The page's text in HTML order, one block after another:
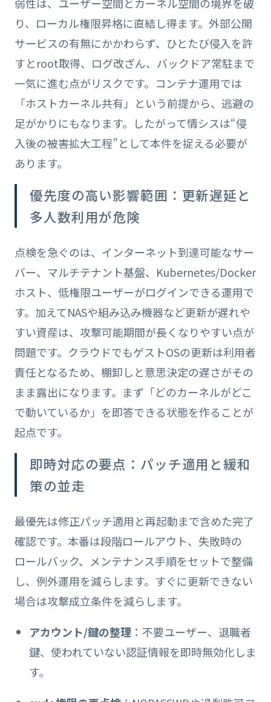
り、ローカル権限昇格に直結し得ます。外部公開
サービスの有無にかかわらず、ひとたび侵入を許
すとroot取得、ログ改ざん、バックドア常駐まで
一気に進む点がリスクです。コンテナ運用では
「ホストカーネル共有」という前提から、逃避の
足がかりにもなります。したがって情シスは“侵
入後の被害拡大工程”として本件を捉える必要が
あります。
優先度の高い影響範囲：更新遅延と
多人数利用が危険
点検を急ぐのは、インターネット到達可能なサー
バー、マルチテナント基盤、Kubernetes/Docker
ホスト、低権限ユーザーがログインできる運用で
す。加えてNASや組み込み機器など更新が遅れや
すい資産は、攻撃可能期間が長くなりやすい点が
問題です。クラウドでもゲストOSの更新は利用者
責任となるため、棚卸しと意思決定の遅さがその
まま露出になります。まず「どのカーネルがどこ
で動いているか」を即答できる状態を作ることが
起点です。
即時対応の要点：パッチ適用と緩和
策の並走
最優先は修正パッチ適用と再起動まで含めた完了
確認です。本番は段階ロールアウト、失敗時の
ロールバック、メンテナンス手順をセットで整備
し、例外運用を減らします。すぐに更新できない
場合は攻撃成立条件を減らします。
アカウント/鍵の整理 ：不要ユーザー、退職者
鍵、使われていない認証情報を即時無効化しま
す。